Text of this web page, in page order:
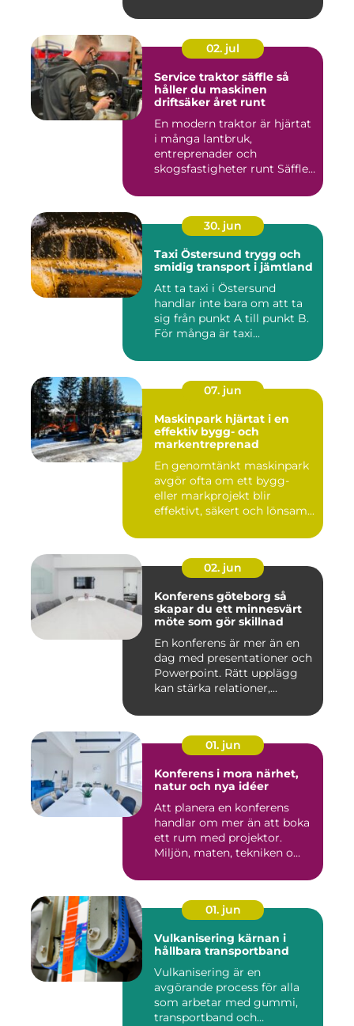
02. jul
Service traktor säffle så
håller du maskinen
driftsäker året runt
En modern traktor är hjärtat
i många lantbruk,
entreprenader och
skogsfastigheter runt Säffle.
30. jun
Taxi Östersund trygg och
smidig transport i jämtland
Att ta taxi i Östersund
handlar inte bara om att ta
sig från punkt A till punkt B.
För många är taxi...
07. jun
Maskinpark hjärtat i en
effektiv bygg- och
markentreprenad
En genomtänkt maskinpark
avgör ofta om ett bygg-
eller markprojekt blir
effektivt, säkert och lönsam...
02. jun
Konferens göteborg så
skapar du ett minnesvärt
möte som gör skillnad
En konferens är mer än en
dag med presentationer och
Powerpoint. Rätt upplägg
kan stärka relationer,...
01. jun
Konferens i mora närhet,
natur och nya idéer
Att planera en konferens
handlar om mer än att boka
ett rum med projektor.
Miljön, maten, tekniken o...
01. jun
Vulkanisering kärnan i
hållbara transportband
Vulkanisering är en
avgörande process för alla
som arbetar med gummi,
transportband och